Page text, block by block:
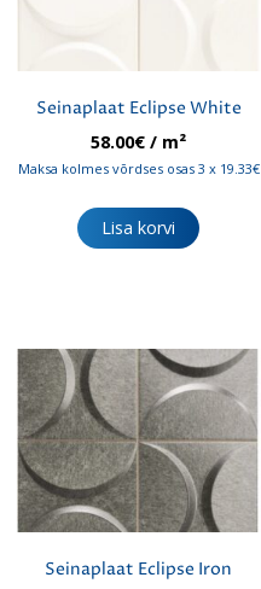
Seinaplaat Eclipse White
58.00€ / m²
Maksa kolmes võrdses osas 3 x 19.33€
Lisa korvi
Seinaplaat Eclipse Iron